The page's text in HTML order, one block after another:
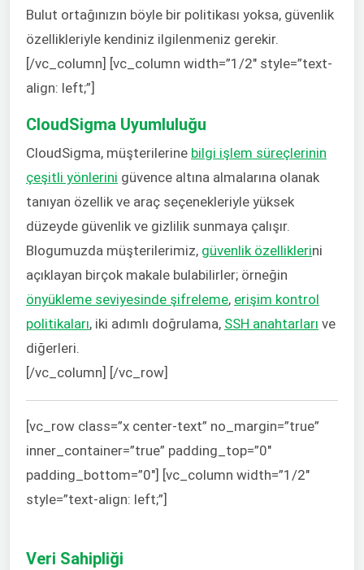
Bulut ortağınızın böyle bir politikası yoksa, güvenlik
özellikleriyle kendiniz ilgilenmeniz gerekir.
[/vc_column] [vc_column width=”1/2″ style=”text-
align: left;”]
CloudSigma Uyumluluğu
CloudSigma, müşterilerine bilgi işlem süreçlerinin
çeşitli yönlerini güvence altına almalarına olanak
tanıyan özellik ve araç seçenekleriyle yüksek
düzeyde güvenlik ve gizlilik sunmaya çalışır.
Blogumuzda müşterilerimiz, güvenlik özelliklerini
açıklayan birçok makale bulabilirler; örneğin
önyükleme seviyesinde şifreleme, erişim kontrol
politikaları, iki adımlı doğrulama, SSH anahtarları ve
diğerleri.
[/vc_column] [/vc_row]
[vc_row class=”x center-text” no_margin=”true”
inner_container=”true” padding_top=”0″
padding_bottom=”0″] [vc_column width=”1/2″
style=”text-align: left;”]
Veri Sahipliği